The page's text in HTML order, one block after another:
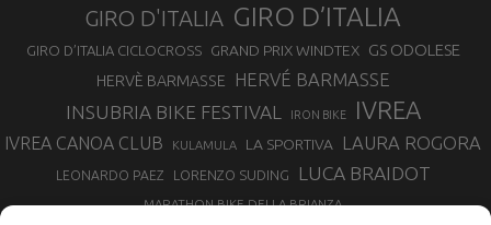
GIRO D'ITALIA GIRO D’ITALIA
GIRO D’ITALIA CICLOCROSS GRAND PRIX WINDTEX GS ODOLESE
HERVÈ BARMASSE
HERVÉ BARMASSE
INSUBRIA BIKE FESTIVAL
IRON BIKE IVREA
IVREA CANOA CLUB KULAMULA LA SPORTIVA LAURA ROGORA
LEONARDO PAEZ LORENZO SUDING LUCA BRAIDOT
MARATHON BIKE DELLA BRIANZA